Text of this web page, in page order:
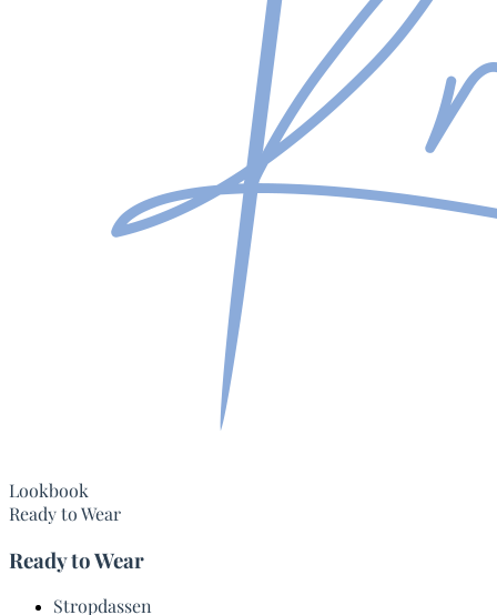
Lookbook
Ready to Wear
Ready to Wear
Stropdassen